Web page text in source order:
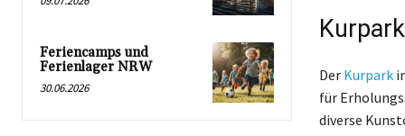
Feriencamps und
Ferienlager NRW
30.06.2026
Der Kurpark
für
diverse